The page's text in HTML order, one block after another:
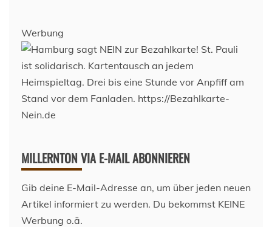
Werbung
MILLERNTON VIA E-MAIL ABONNIEREN
Gib deine E-Mail-Adresse an, um über jeden neuen
Artikel informiert zu werden. Du bekommst KEINE
Werbung o.ä.